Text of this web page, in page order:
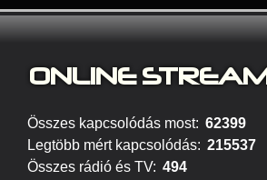
ONLINE STREAM
Összes kapcsolódás most: 62399
Legtöbb mért kapcsolódás: 215537
Összes rádió és TV: 494